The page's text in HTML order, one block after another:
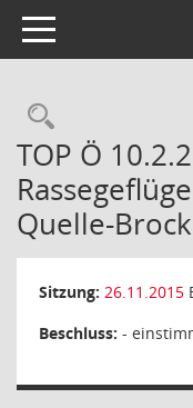
Toggle navigation
TOP Ö
Quelle-
Sitzung: 26.11.2015
Beschluss: -